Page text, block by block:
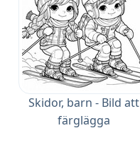
Skidor, barn - Bild att
färglägga